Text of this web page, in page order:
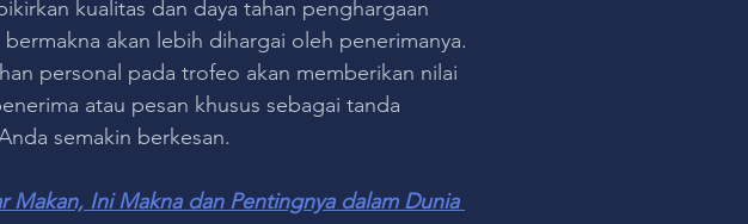
kualitas dan daya tahan penghargaan
akan lebih dihargai oleh penerimanya.
personal pada trofeo akan memberikan nilai
atau pesan khusus sebagai tanda
semakin berkesan.
Makan, Ini Makna dan Pentingnya dalam Dunia